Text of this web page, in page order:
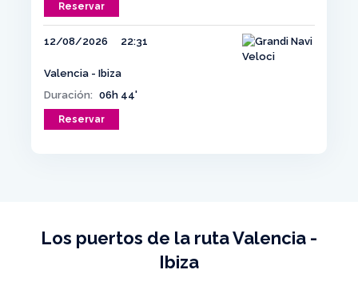
Reservar
12/08/2026 22:31
Valencia - Ibiza
Duración: 06h 44'
Reservar
Los puertos de la ruta Valencia -
Ibiza